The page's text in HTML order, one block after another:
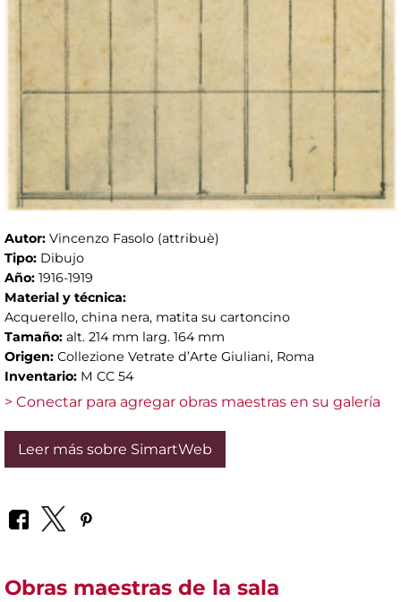
Autor: Vincenzo Fasolo (attribuè)
Tipo: Dibujo
Año: 1916-1919
Material y técnica:
Acquerello, china nera, matita su cartoncino
Tamaño: alt. 214 mm larg. 164 mm
Origen: Collezione Vetrate d’Arte Giuliani, Roma
Inventario: M CC 54
> Conectar para agregar obras maestras en su galería
Leer más sobre SimartWeb
Obras maestras de la sala